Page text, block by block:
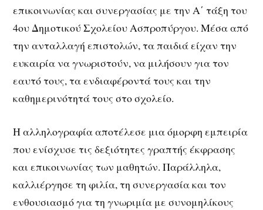
επικοινωνίας και συνεργασίας με την Α΄ τάξη του
4ου Δημοτικού Σχολείου Ασπροπύργου. Μέσα από
την ανταλλαγή επιστολών, τα παιδιά είχαν την
ευκαιρία να γνωριστούν, να μιλήσουν για τον
εαυτό τους, τα ενδιαφέροντά τους και την
καθημερινότητά τους στο σχολείο.
Η αλληλογραφία αποτέλεσε μια όμορφη εμπειρία
που ενίσχυσε τις δεξιότητες γραπτής έκφρασης
και επικοινωνίας των μαθητών. Παράλληλα,
καλλιέργησε τη φιλία, τη συνεργασία και τον
ενθουσιασμό για τη γνωριμία με συνομηλίκους